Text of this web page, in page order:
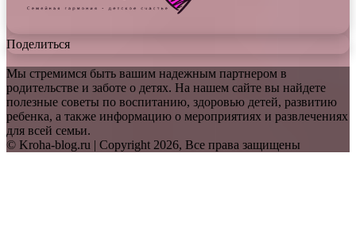
Поделиться
Мы стремимся быть вашим надежным партнером в
родительстве и заботе о детях. На нашем сайте вы найдете
полезные советы по воспитанию, здоровью детей, развитию
ребенка, а также информацию о мероприятиях и развлечениях
для всей семьи.
© Kroha-blog.ru | Copyright 2026, Все права защищены